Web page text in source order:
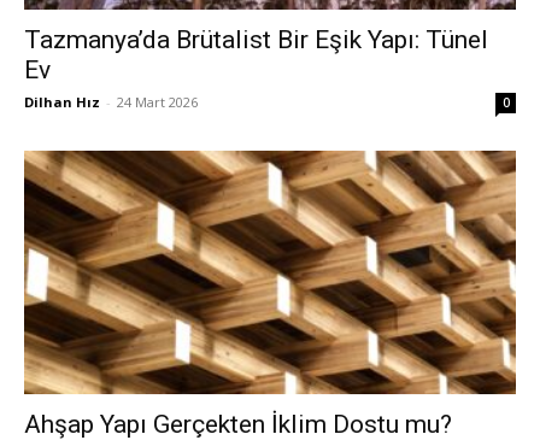
Tazmanya’da Brütalist Bir Eşik Yapı: Tünel
Ev
Dilhan Hız - 24 Mart 2026 0
Ahşap Yapı Gerçekten İklim Dostu mu?